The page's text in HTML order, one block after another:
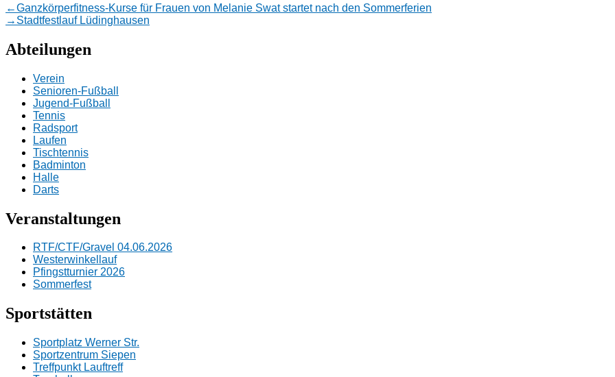
Beitragsnavigation
←Vorheriger
Beitrag:
Ganzkörperfitness-Kurse für Frauen von Melanie Swat startet nach den Sommerferien
→ Nächster
Stadtfestlauf Lüdinghausen
Abteilungen
Verein
Senioren-Fußball
Jugend-Fußball
Tennis
Radsport
Laufen
Tischtennis
Badminton
Halle
Darts
Veranstaltungen
RTF/CTF/Gravel 04.06.2026
Westerwinkellauf
Pfingstturnier 2026
Sommerfest
Sportstätten
Sportplatz Werner Str.
Sportzentrum Siepen
Treffpunkt Lauftreff